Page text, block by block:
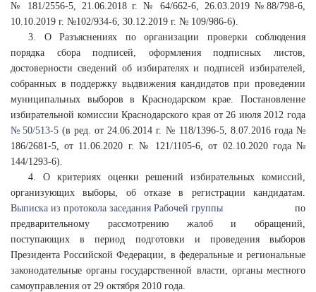
№ 181/2556-5, 21.06.2018 г. № 64/662-6, 26.03.2019 №88/798-6,
10.10.2019 г. №102/934-6, 30.12.2019 г. № 109/986-6).
3. О Разъяснениях по организации проверки соблюдения
порядка сбора подписей, оформления подписных листов,
достоверности сведений об избирателях и подписей избирателей,
собранных в поддержку выдвижения кандидатов при проведении
муниципальных выборов в Краснодарском крае. Постановление
избирательной комиссии Краснодарского края от 26 июля 2012 года
№ 50/513-5 (в ред. от 24.06.2014 г. № 118/1396-5, 8.07.2016 года №
186/2681-5, от 11.06.2020 г. № 121/1105-6, от 02.10.2020 года №
144/1293-6).
4. О критериях оценки решений избирательных комиссий,
организующих выборы, об отказе в регистрации кандидатам.
Выписка из протокола заседания Рабочей группы по
предварительному рассмотрению жалоб и обращений,
поступающих в период подготовки и проведения выборов
Президента Российской Федерации, в федеральные и региональные
законодательные органы государственной власти, органы местного
самоуправления от 29 октября 2010 года.